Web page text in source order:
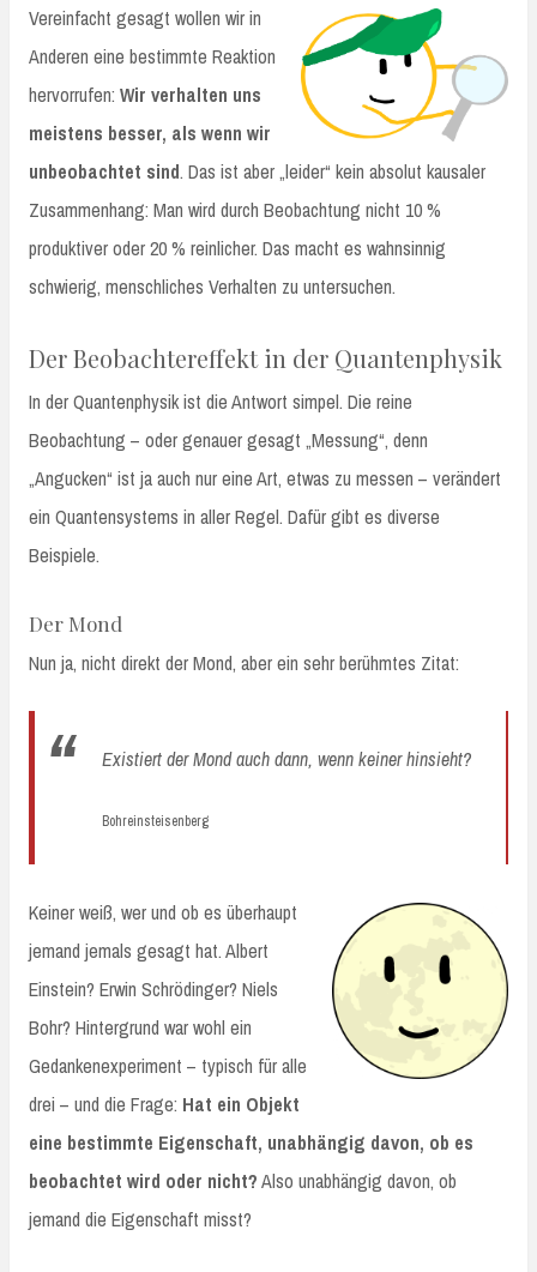
Vereinfacht gesagt wollen wir in
Anderen eine bestimmte Reaktion
hervorrufen: Wir verhalten uns
meistens besser, als wenn wir
unbeobachtet sind. Das ist aber „leider“ kein absolut kausaler
Zusammenhang: Man wird durch Beobachtung nicht 10 %
produktiver oder 20 % reinlicher. Das macht es wahnsinnig
schwierig, menschliches Verhalten zu untersuchen.
Der Beobachtereffekt in der Quantenphysik
In der Quantenphysik ist die Antwort simpel. Die reine
Beobachtung – oder genauer gesagt „Messung“, denn
„Angucken“ ist ja auch nur eine Art, etwas zu messen – verändert
ein Quantensystems in aller Regel. Dafür gibt es diverse
Beispiele.
Der Mond
Nun ja, nicht direkt der Mond, aber ein sehr berühmtes Zitat:
Existiert der Mond auch dann, wenn keiner hinsieht?
Bohreinsteisenberg
Keiner weiß, wer und ob es überhaupt
jemand jemals gesagt hat. Albert
Einstein? Erwin Schrödinger? Niels
Bohr? Hintergrund war wohl ein
Gedankenexperiment – typisch für alle
drei – und die Frage: Hat ein Objekt
eine bestimmte Eigenschaft, unabhängig davon, ob es
beobachtet wird oder nicht?Also unabhängig davon, ob
jemand die Eigenschaft misst?